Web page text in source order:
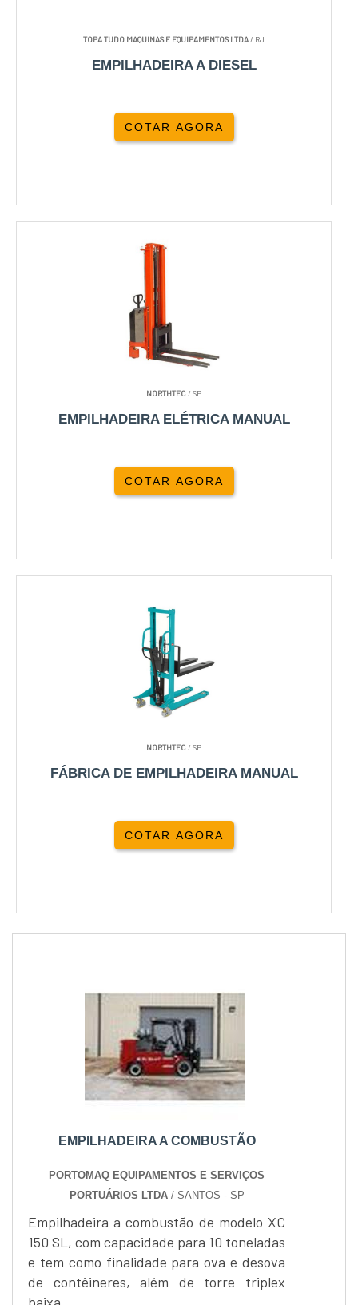
TOPA TUDO MAQUINAS E EQUIPAMENTOS LTDA/ RJ
EMPILHADEIRA A DIESEL
COTAR AGORA
NORTHTEC/ SP
EMPILHADEIRA ELÉTRICA MANUAL
COTAR AGORA
NORTHTEC/ SP
FÁBRICA DE EMPILHADEIRA MANUAL
COTAR AGORA
EMPILHADEIRA A COMBUSTÃO
PORTOMAQ EQUIPAMENTOS E SERVIÇOS
PORTUÁRIOS LTDA / SANTOS - SP
Empilhadeira a combustão de modelo XC
150 SL, com capacidade para 10 toneladas
e tem como finalidade para ova e desova
de contêineres, além de torre triplex